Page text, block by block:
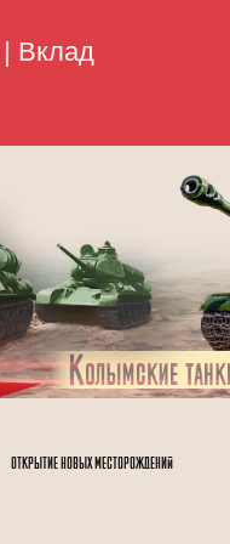
Открытие новых месторождений